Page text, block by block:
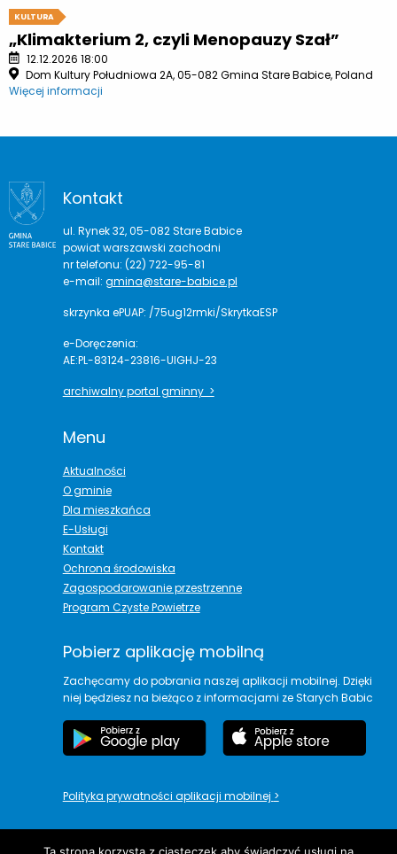
KULTURA
„Klimakterium 2, czyli Menopauzy Szał”
12.12.2026 18:00
Dom Kultury Południowa 2A, 05-082 Gmina Stare Babice, Poland
Więcej informacji
Kontakt
ul. Rynek 32, 05-082 Stare Babice
powiat warszawski zachodni
nr telefonu: (22) 722-95-81
e-mail: gmina@stare-babice.pl
skrzynka ePUAP: /75ug12rmki/SkrytkaESP
e-Doręczenia:
AE:PL-83124-23816-UIGHJ-23
archiwalny portal gminny >
Menu
Aktualności
O gminie
Dla mieszkańca
E-Usługi
Kontakt
Ochrona środowiska
Zagospodarowanie przestrzenne
Program Czyste Powietrze
Pobierz aplikację mobilną
Zachęcamy do pobrania naszej aplikacji mobilnej. Dzięki
niej będziesz na bieżąco z informacjami ze Starych Babic
Polityka prywatności aplikacji mobilnej >